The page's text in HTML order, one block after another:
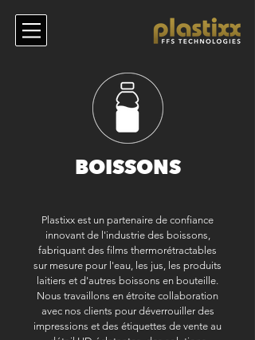
BOISSONS
Plastixx est un partenaire de confiance
innovant de l'industrie des boissons,
fabriquant des films thermorétractables
sur mesure pour l'eau, les jus, les produits
laitiers et d'autres boissons en bouteille.
Nous travaillons en étroite collaboration
avec nos clients pour déverrouiller des
impressions et des étiquettes de vente au